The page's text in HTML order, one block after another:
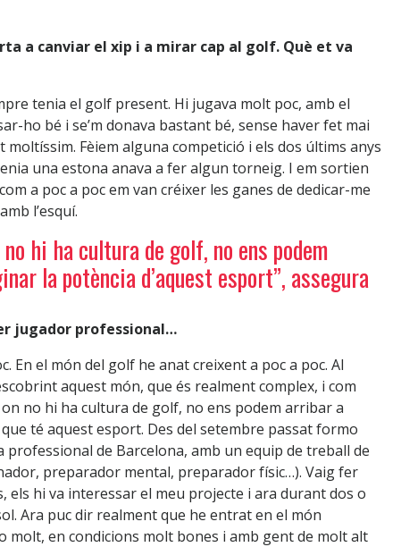
a canviar el xip i a mirar cap al golf. Què et va
tenia el golf present. Hi jugava molt poc, amb el
ho bé i se’m donava bastant bé, sense haver fet mai
moltíssim. Fèiem alguna competició i els dos últims anys
una estona anava a fer algun torneig. I em sortien
a poc a poc em van créixer les ganes de dedicar-me
l’esquí.
no hi ha cultura de golf, no ens podem
la potència d’aquest esport”, assegura
jugador professional…
En el món del golf he anat creixent a poc a poc. Al
aquest món, que és realment complex, i com
no hi ha cultura de golf, no ens podem arribar a
té aquest esport. Des del setembre passat formo
professional de Barcelona, amb un equip de treball de
preparador mental, preparador físic…). Vaig fer
els hi va interessar el meu projecte i ara durant dos o
Ara puc dir realment que he entrat en el món
molt, en condicions molt bones i amb gent de molt alt